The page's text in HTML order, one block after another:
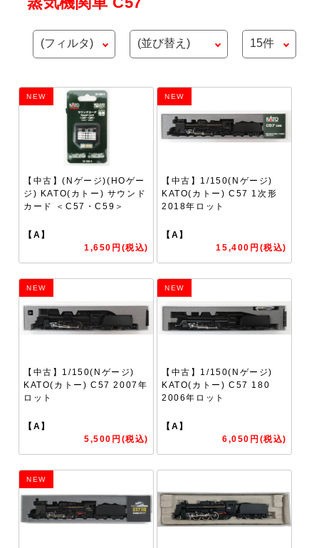
NEW
【中古】(Nゲージ)(HOゲー
ジ) KATO(カトー) サウンド
カード ＜C57・C59＞
【A】
1,650円(税込)
NEW
【中古】1/150(Nゲージ)
KATO(カトー) C57 1次形
2018年ロット
【A】
15,400円(税込)
NEW
【中古】1/150(Nゲージ)
KATO(カトー) C57 2007年
ロット
【A】
5,500円(税込)
NEW
【中古】1/150(Nゲージ)
KATO(カトー) C57 180
2006年ロット
【A】
6,050円(税込)
NEW